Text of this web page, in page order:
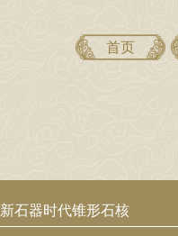
首页
新石器时代锥形石核